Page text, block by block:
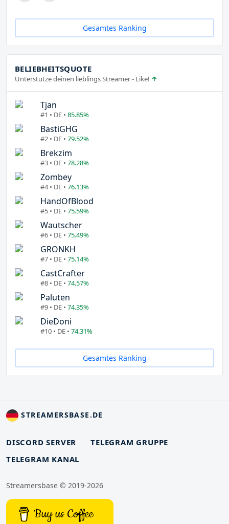
Gesamtes Ranking
BELIEBHEITSQUOTE
Unterstütze deinen lieblings Streamer - Like!
Tjan
#1 • DE • 85.85%
BastiGHG
#2 • DE • 79.52%
Brekzim
#3 • DE • 78.28%
Zombey
#4 • DE • 76.13%
HandOfBlood
#5 • DE • 75.59%
Wautscher
#6 • DE • 75.49%
GRONKH
#7 • DE • 75.14%
CastCrafter
#8 • DE • 74.57%
Paluten
#9 • DE • 74.35%
DieDoni
#10 • DE • 74.31%
Gesamtes Ranking
STREAMERSBASE.DE
DISCORD SERVER
TELEGRAM GRUPPE
TELEGRAM KANAL
Streamersbase © 2019-2026
Buy us Coffee